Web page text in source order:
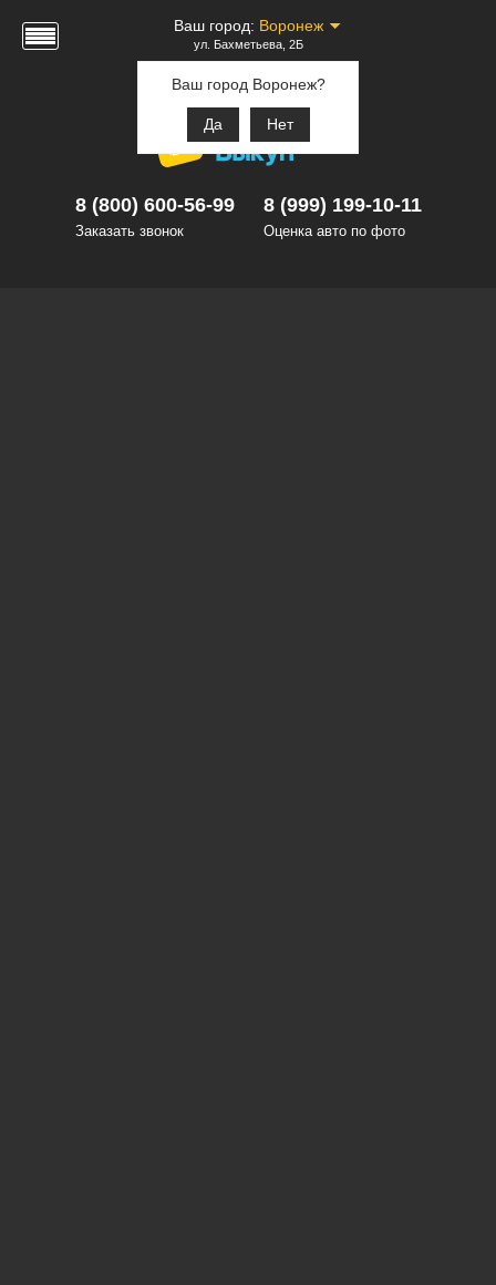
Ваш город: Воронеж
Ваш город Воронеж?
Да Нет
ул. Бахметьева, 2Б
8 (800) 600-56-99
Заказать звонок
8 (999) 199-10-11
Оценка авто по фото